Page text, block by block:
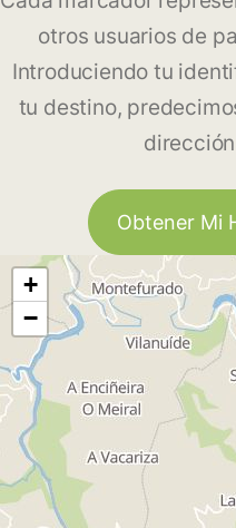
otros usuarios de
Introduciendo tu
tu destino,
Obtener Mi
+
−